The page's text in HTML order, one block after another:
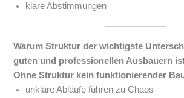
klare Abstimmungen
Warum Struktur der wichtigste
guten und professionellen Ausbauern
Ohne Struktur kein funktionierender
unklare Abläufe führen zu Chaos